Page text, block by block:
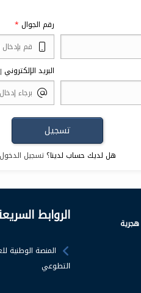
رقم الجوال
البريد الإلكتروني
هل لديك حساب لدينا؟تسجيل الدخول
الروابط
المنصة الوطنية
التطوعي